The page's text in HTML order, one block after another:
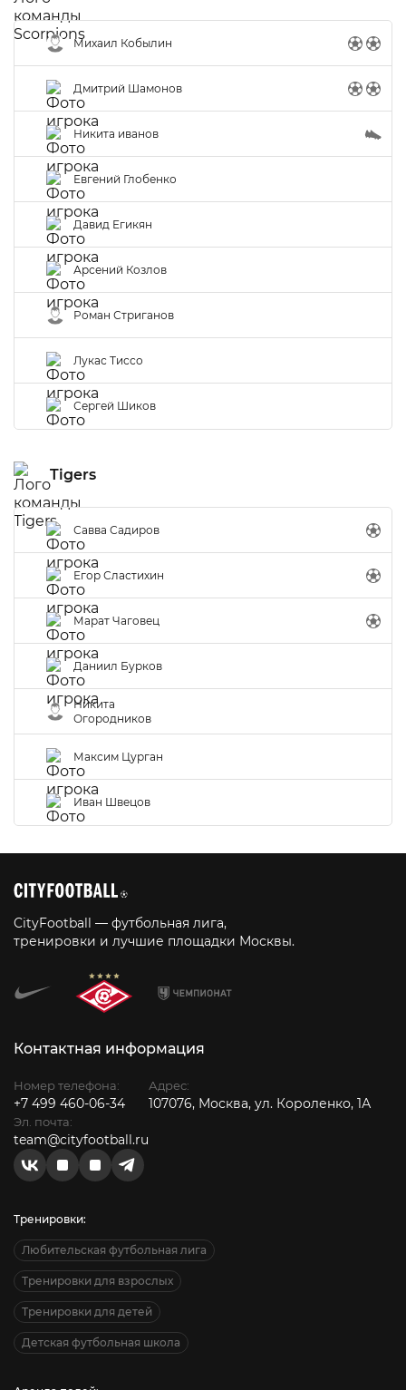
Михаил Кобылин
Дмитрий Шамонов
Никита иванов
Евгений Глобенко
Давид Егикян
Арсений Козлов
Роман Стриганов
Лукас Тиссо
Сергей Шиков
Tigers
Савва Садиров
Егор Сластихин
Марат Чаговец
Даниил Бурков
Никита
Огородников
Максим Цурган
Иван Швецов
CityFootball — футбольная лига,
тренировки и лучшие площадки Москвы.
Контактная информация
Номер телефона:
+7 499 460-06-34
Эл. почта:
team@cityfootball.ru
Адрес:
107076, Москва, ул. Короленко, 1А
Тренировки:
Любительская футбольная лига
Тренировки для взрослых
Тренировки для детей
Детская футбольная школа